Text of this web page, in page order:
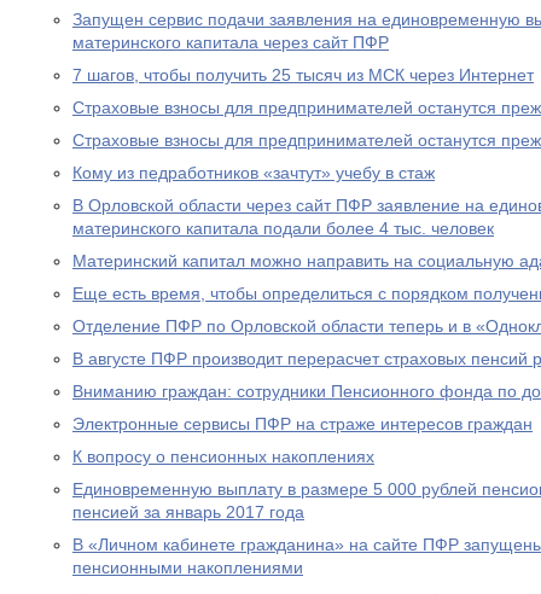
Запущен сервис подачи заявления на единовременную
материнского капитала через сайт ПФР
7 шагов, чтобы получить 25 тысяч из МСК через Интернет
Страховые взносы для предпринимателей останутся
Страховые взносы для предпринимателей останутся
Кому из педработников «зачтут» учебу в стаж
В Орловской области через сайт ПФР заявление на
материнского капитала подали более 4 тыс. человек
Материнский капитал можно направить на социальную
Еще есть время, чтобы определиться с порядком
Отделение ПФР по Орловской области теперь и в
В августе ПФР производит перерасчет страховых
Вниманию граждан: сотрудники Пенсионного фонда по
Электронные сервисы ПФР на страже интересов граждан
К вопросу о пенсионных накоплениях
Единовременную выплату в размере 5 000 рублей
пенсией за январь 2017 года
В «Личном кабинете гражданина» на сайте ПФР
пенсионными накоплениями